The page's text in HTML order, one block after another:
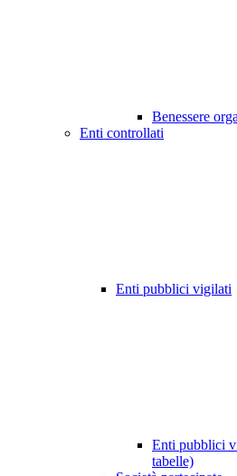
Benessere
Enti controllati
Enti pubblici vigilati
Enti pubblici
tabelle)